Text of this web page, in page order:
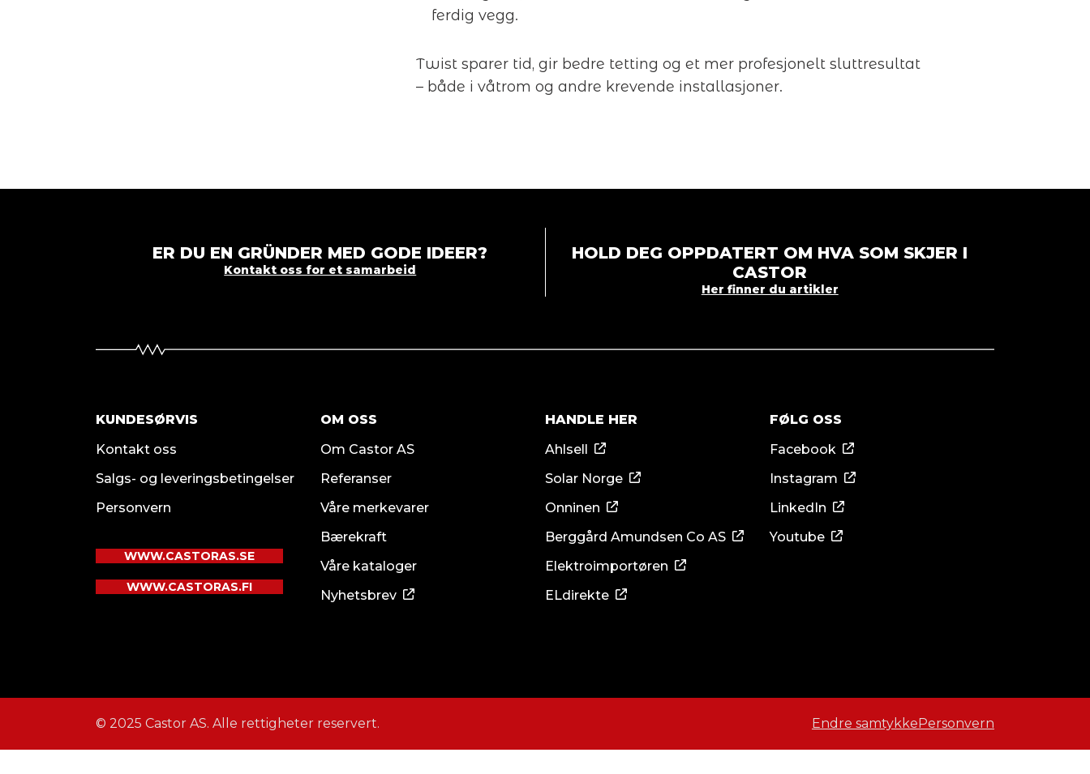
ferdig vegg.
Twist sparer tid, gir bedre tetting og et mer profesjonelt sluttresultat
– både i våtrom og andre krevende installasjoner.
ER DU EN GRÜNDER MED GODE IDEER?
Kontakt oss for et samarbeid
HOLD DEG OPPDATERT OM HVA SOM SKJER I
CASTOR
Her finner du artikler
KUNDESØRVIS
Kontakt oss
Salgs- og leveringsbetingelser
Personvern
WWW.CASTORAS.SE
WWW.CASTORAS.FI
OM OSS
Om Castor AS
Referanser
Våre merkevarer
Bærekraft
Våre kataloger
Nyhetsbrev
HANDLE HER
Ahlsell
Solar Norge
Onninen
Berggård Amundsen Co AS
Elektroimportøren
ELdirekte
FØLG OSS
Facebook
Instagram
LinkedIn
Youtube
© 2025 Castor AS. Alle rettigheter reservert. Endre samtykkePersonvern